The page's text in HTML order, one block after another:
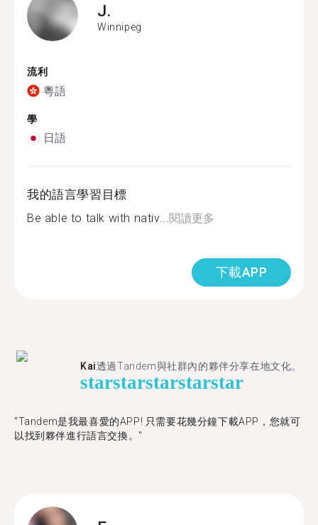
J.
Winnipeg
流利
粵語
學
日語
我的語言學習目標
Be able to talk with nativ...閱讀更多
下載APP
Kai透過Tandem與社群內的夥伴分享在地文化。
starstarstarstarstar
"Tandem是我最喜愛的APP! 只需要花幾分鐘下載APP，您就可
以找到夥伴進行語言交換。"